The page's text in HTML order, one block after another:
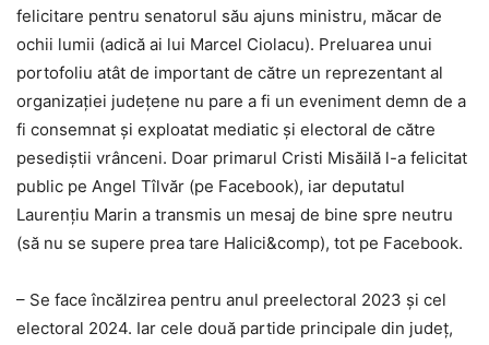
felicitare pentru senatorul său ajuns ministru, măcar de
ochii lumii (adică ai lui Marcel Ciolacu). Preluarea unui
portofoliu atât de important de către un reprezentant al
organizației județene nu pare a fi un eveniment demn de a
fi consemnat și exploatat mediatic și electoral de către
pesediștii vrânceni. Doar primarul Cristi Misăilă l-a felicitat
public pe Angel Tîlvăr (pe Facebook), iar deputatul
Laurențiu Marin a transmis un mesaj de bine spre neutru
(să nu se supere prea tare Halici&comp), tot pe Facebook.
– Se face încălzirea pentru anul preelectoral 2023 și cel
electoral 2024. Iar cele două partide principale din județ,